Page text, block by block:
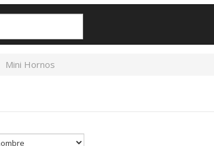
Mini Hornos